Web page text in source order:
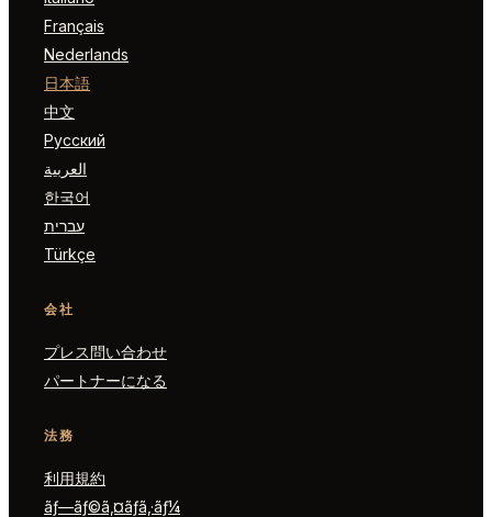
Français
Nederlands
日本語
中文
Русский
العربية
한국어
עברית
Türkçe
会社
プレス問い合わせ
パートナーになる
法務
利用規約
ãƒ—ãƒ©ã‚¤ãƒã‚·ãƒ¼